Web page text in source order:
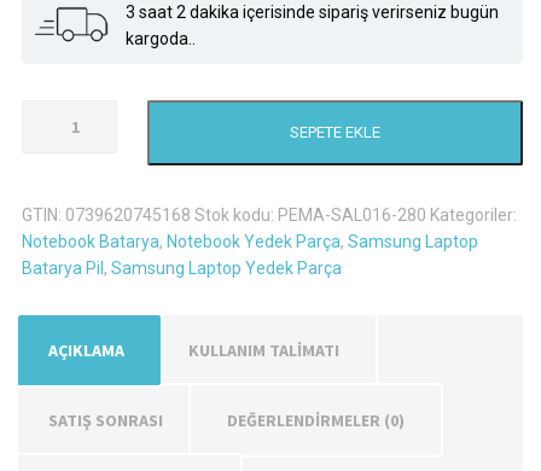
3 saat 2 dakika içerisinde sipariş verirseniz bugün
kargoda..
Pil
-
Siyah
SEPETE EKLE
GTIN: 0739620745168 Stok kodu: PEMA-SAL016-280 Kategoriler:
Notebook Batarya, Notebook Yedek Parça, Samsung Laptop
Batarya Pil , Samsung Laptop Yedek Parça
AÇIKLAMA KULLANIM TALİMATI
SATIŞ SONRASI DEĞERLENDIRMELER (0)